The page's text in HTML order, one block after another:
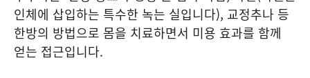
인체에 삽입하는 특수한 녹는 실입니다), 교정추나 등
한방의 방법으로 몸을 치료하면서 미용 효과를 함께
얻는 접근입니다.